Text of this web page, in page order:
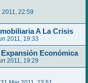
2011, 22:59
A La Crisis
2011, 19:33
Económica
2011, 19:29